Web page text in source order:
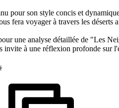
pour son style concis et
fera voyager à travers les déserts
une analyse détaillée de "Les
invite à une réflexion profonde sur